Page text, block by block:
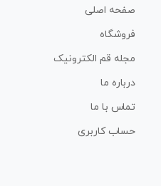
صفحه اصلی
فروشگاه
مجله قم الکترونیک
درباره ما
تماس با ما
حساب کاربری